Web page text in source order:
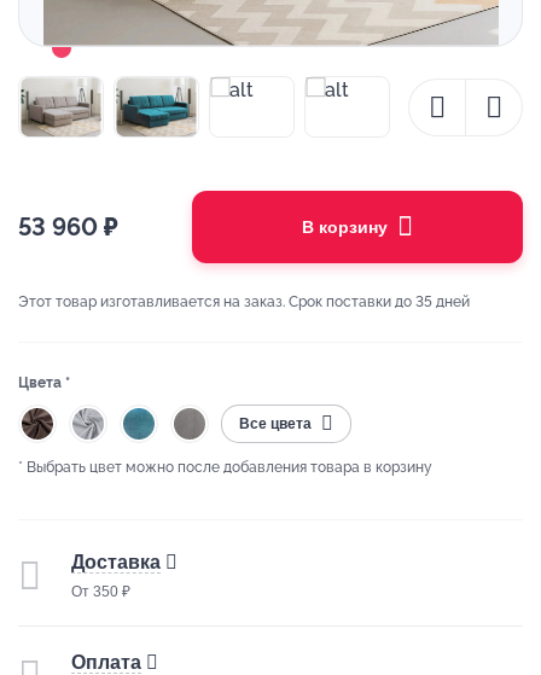
53 960 ₽ В корзину
Этот товар изготавливается на заказ. Срок поставки до 35 дней
Цвета *
Все цвета
* Выбрать цвет можно после добавления товара в корзину
Доставка
От 350 ₽
Оплата